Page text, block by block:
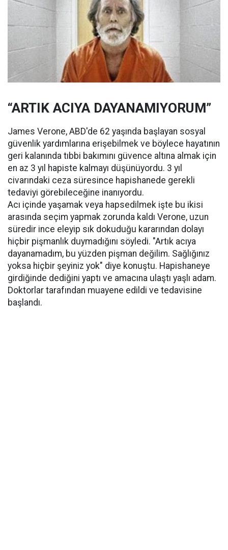
“ARTIK ACIYA DAYANAMIYORUM”
James Verone, ABD'de 62 yaşında başlayan sosyal
güvenlik yardımlarına erişebilmek ve böylece hayatının
geri kalanında tıbbi bakımını güvence altına almak için
en az 3 yıl hapiste kalmayı düşünüyordu. 3 yıl
civarındaki ceza süresince hapishanede gerekli
tedaviyi görebileceğine inanıyordu.
Acı içinde yaşamak veya hapsedilmek işte bu ikisi
arasında seçim yapmak zorunda kaldı Verone, uzun
süredir ince eleyip sık dokuduğu kararından dolayı
hiçbir pişmanlık duymadığını söyledi. "Artık acıya
dayanamadım, bu yüzden pişman değilim. Sağlığınız
yoksa hiçbir şeyiniz yok" diye konuştu. Hapishaneye
girdiğinde dediğini yaptı ve amacına ulaştı yaşlı adam.
Doktorlar tarafından muayene edildi ve tedavisine
başlandı.